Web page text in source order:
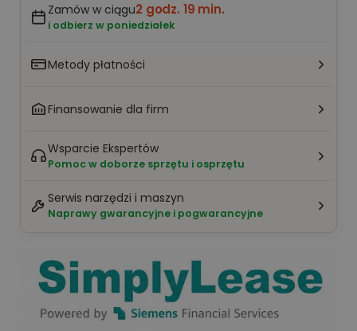
Zamów w ciągu2 godz. 19 min.
i odbierz w poniedziałek
Metody płatności
Finansowanie dla firm
Wsparcie Ekspertów
Pomoc w doborze sprzętu i osprzętu
Serwis narzędzi i maszyn
Naprawy gwarancyjne i pogwarancyjne